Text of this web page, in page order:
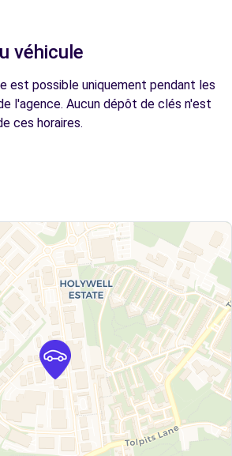
véhicule
est possible uniquement pendant les
l'agence. Aucun dépôt de clés n'est
ces horaires.